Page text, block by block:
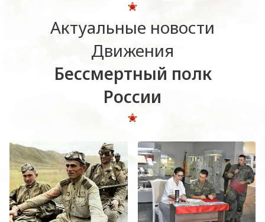
Актуальные новости
Движения
Бессмертный полк
России